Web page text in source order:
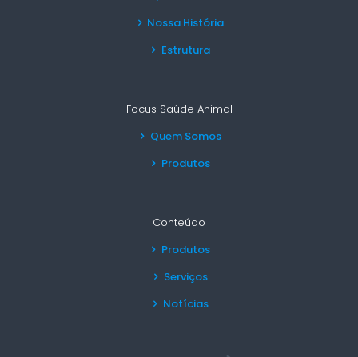
Nossa História
Estrutura
Focus Saúde Animal
Quem Somos
Produtos
Conteúdo
Produtos
Serviços
Notícias